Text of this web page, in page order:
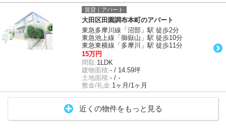
賃貸｜アパート
大田区田園調布本町のアパート
東急多摩川線「沼部」駅 徒歩2分
東急池上線「御嶽山」駅 徒歩10分
東急東横線「多摩川」駅 徒歩11分
15万円
間取:1LDK
建物面積:- / 14.59坪
土地面積:- / -
敷金/礼金:1ヶ月/1ヶ月
近くの物件をもっと見る